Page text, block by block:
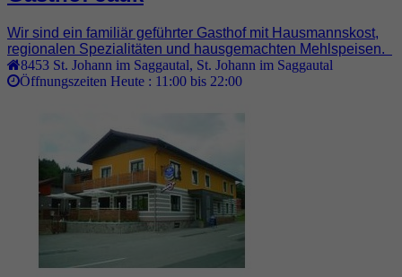
Wir sind ein familiär geführter Gasthof mit Hausmannskost,
regionalen Spezialitäten und hausgemachten Mehlspeisen.
8453 St. Johann im Saggautal, St. Johann im Saggautal
Öffnungszeiten Heute : 11:00 bis 22:00